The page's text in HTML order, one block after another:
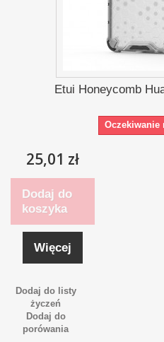
Etui Honeycomb
Oczekiwanie
25,01 zł
Dodaj do
koszyka
Więcej
Dodaj do listy
życzeń
Dodaj do
porówania